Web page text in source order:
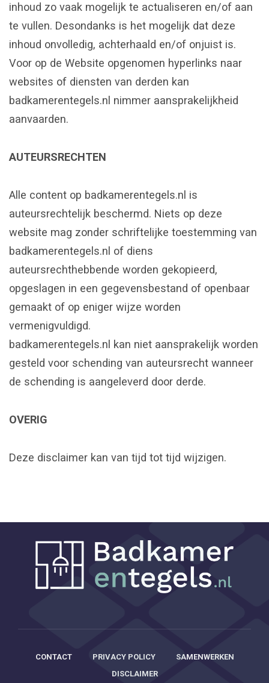
inhoud zo vaak mogelijk te actualiseren en/of aan
te vullen. Desondanks is het mogelijk dat deze
inhoud onvolledig, achterhaald en/of onjuist is.
Voor op de Website opgenomen hyperlinks naar
websites of diensten van derden kan
badkamerentegels.nl nimmer aansprakelijkheid
aanvaarden.
AUTEURSRECHTEN
Alle content op badkamerentegels.nl is
auteursrechtelijk beschermd. Niets op deze
website mag zonder schriftelijke toestemming van
badkamerentegels.nl of diens
auteursrechthebbende worden gekopieerd,
opgeslagen in een gegevensbestand of openbaar
gemaakt of op eniger wijze worden
vermenigvuldigd.
badkamerentegels.nl kan niet aansprakelijk worden
gesteld voor schending van auteursrecht wanneer
de schending is aangeleverd door derde.
OVERIG
Deze disclaimer kan van tijd tot tijd wijzigen.
CONTACT PRIVACY POLICY
SAMENWERKEN
DISCLAIMER